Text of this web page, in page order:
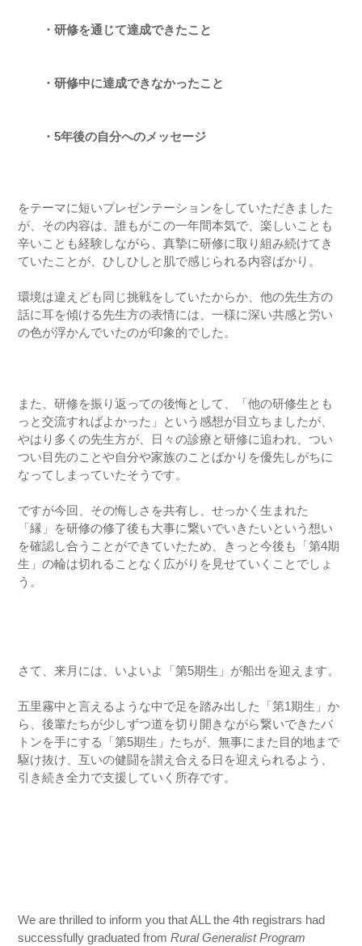
・研修を通じて達成できたこと
・研修中に達成できなかったこと
・5年後の自分へのメッセージ
をテーマに短いプレゼンテーションをしていただきました
が、その内容は、誰もがこの一年間本気で、楽しいことも
辛いことも経験しながら、真摯に研修に取り組み続けてき
ていたことが、ひしひしと肌で感じられる内容ばかり。
環境は違えども同じ挑戦をしていたからか、他の先生方の
話に耳を傾ける先生方の表情には、一様に深い共感と労い
の色が浮かんでいたのが印象的でした。
また、研修を振り返っての後悔として、「他の研修生とも
っと交流すればよかった」という感想が目立ちましたが、
やはり多くの先生方が、日々の診療と研修に追われ、つい
つい目先のことや自分や家族のことばかりを優先しがちに
なってしまっていたそうです。
ですが今回、その悔しさを共有し、せっかく生まれた
「縁」を研修の修了後も大事に繋いでいきたいという想い
を確認し合うことができていたため、きっと今後も「第4期
生」の輪は切れることなく広がりを見せていくことでしょ
う。
さて、来月には、いよいよ「第5期生」が船出を迎えます。
五里霧中と言えるような中で足を踏み出した「第1期生」か
ら、後輩たちが少しずつ道を切り開きながら繋いできたバ
トンを手にする「第5期生」たちが、無事にまた目的地まで
駆け抜け、互いの健闘を讃え合える日を迎えられるよう、
引き続き全力で支援していく所存です。
We are thrilled to inform you that ALL the 4th registrars had
successfully graduated fromRural Generalist Program